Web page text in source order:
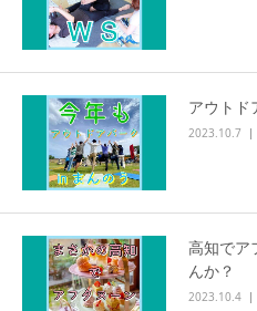
アウトド
2023.10.7
高知でア
んか？
2023.10.4